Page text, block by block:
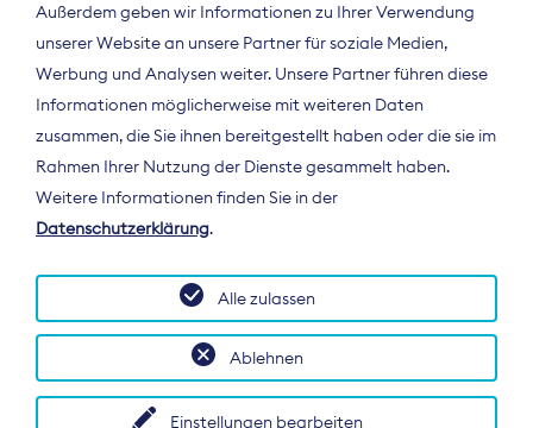
Der Bundesverband Digitalpublisher und
Zeitungsverleger (BDZV) vertritt als
Spitzenorganisation die Interessen der
Deutschland und auf EU-Ebene.
Außerdem geben wir Informationen zu Ihrer Verwendung
unserer Website an unsere Partner für soziale Medien,
Werbung und Analysen weiter. Unsere Partner führen diese
Informationen möglicherweise mit weiteren Daten
zusammen, die Sie ihnen bereitgestellt haben oder die sie im
Rahmen Ihrer Nutzung der Dienste gesammelt haben.
Weitere Informationen finden Sie in der
Datenschutzerklärung.
Einstellungen bearbeiten
Ablehnen
Alle zulassen